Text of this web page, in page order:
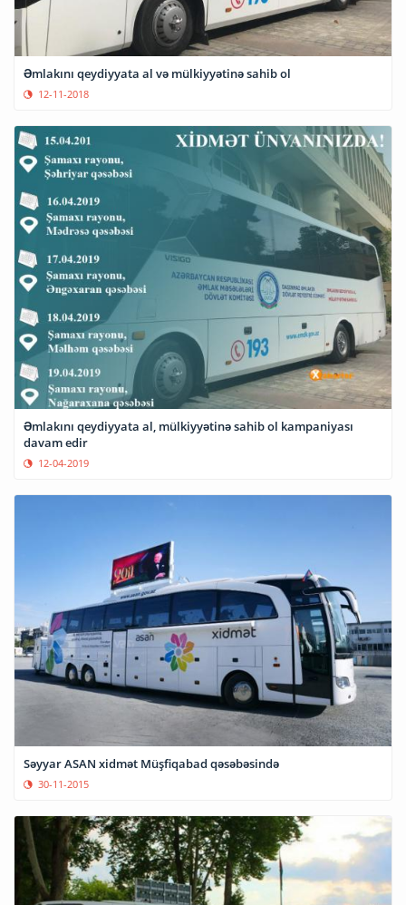
Əmlakını qeydiyyata al və mülkiyyətinə sahib ol
12-11-2018
Əmlakını qeydiyyata al, mülkiyyətinə sahib ol kampaniyası
davam edir
12-04-2019
Səyyar ASAN xidmət Müşfiqabad qəsəbəsində
30-11-2015